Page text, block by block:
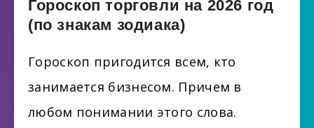
Гороскоп торговли на 2026 год
(по знакам зодиака)
Гороскоп пригодится всем, кто
занимается бизнесом. Причем в
любом понимании этого слова.